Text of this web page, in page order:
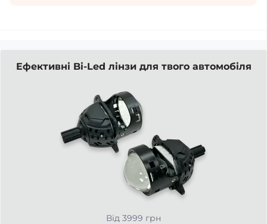
Ефективні Bi-Led лінзи для твого автомобіля
Від 3999 грн